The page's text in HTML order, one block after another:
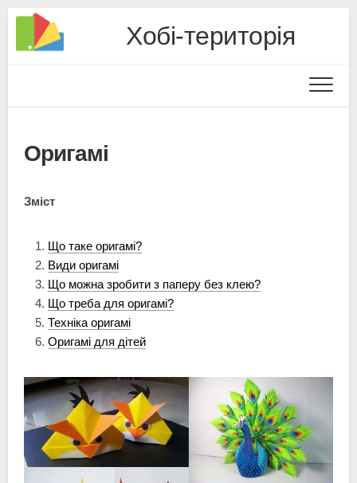
Хобі-територія
Оригамі
Зміст
Що таке оригамі?
Види оригамі
Що можна зробити з паперу без клею?
Що треба для оригамі?
Техніка оригамі
Оригамі для дітей